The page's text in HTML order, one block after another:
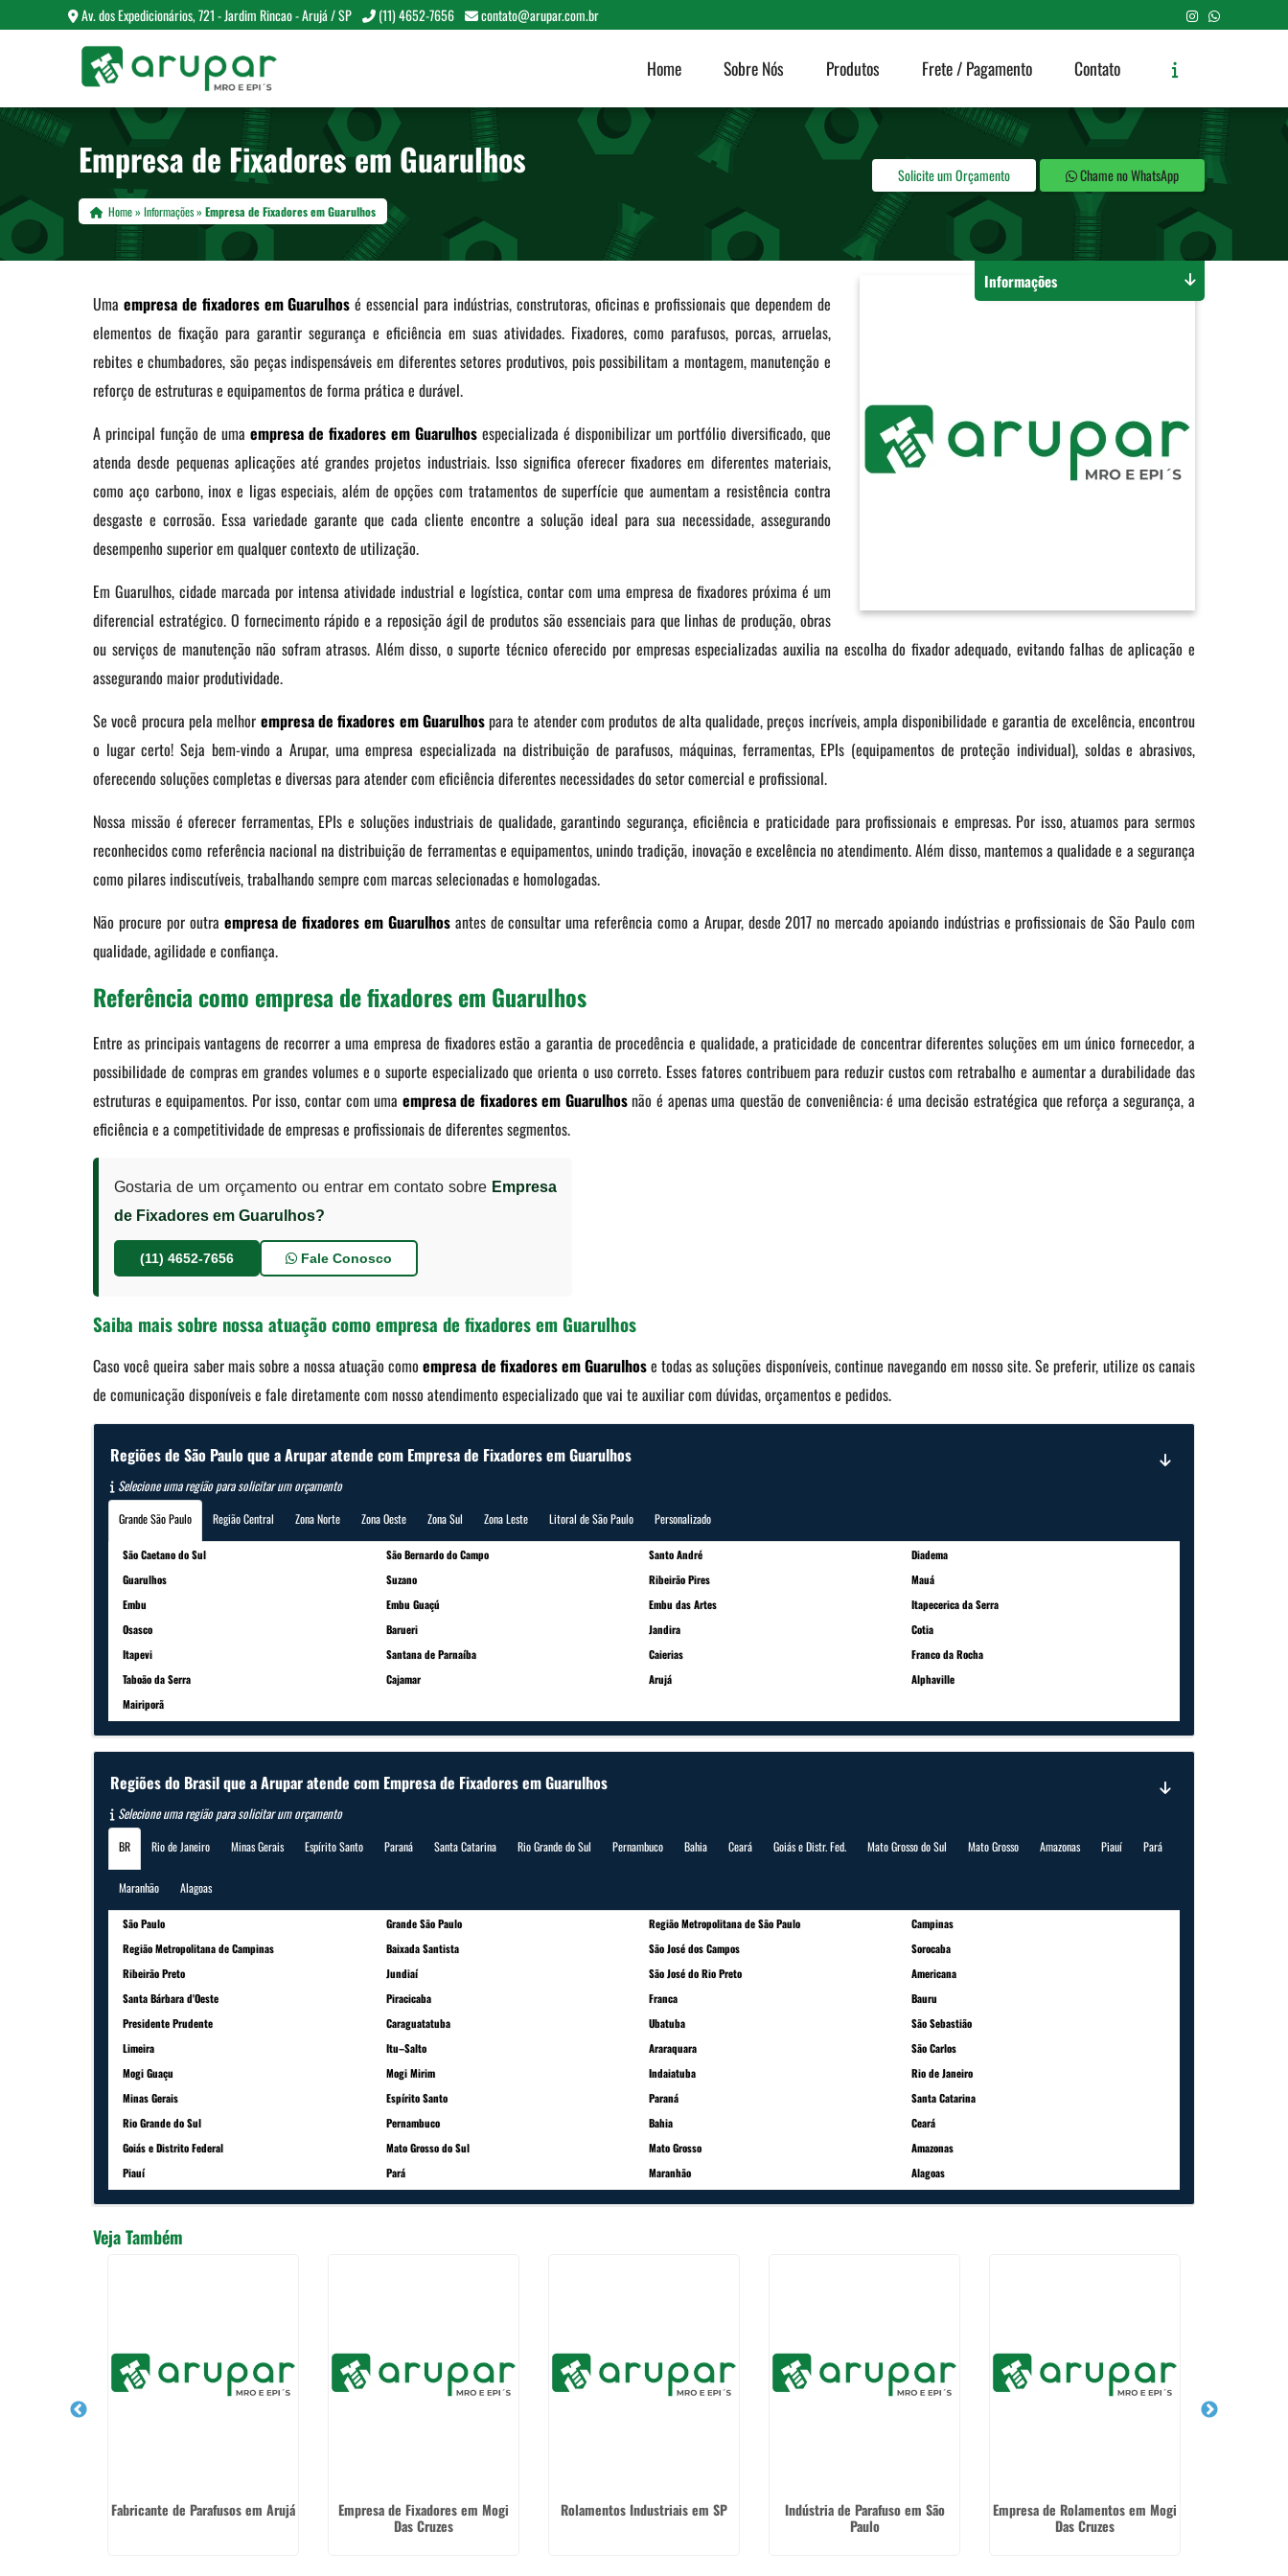
Av. dos Expedicionários, 721 - Jardim Rincao - Arujá / SP (11) 4652-7656 contato@arupar.com.br
Home Sobre Nós Produtos Frete / Pagamento Contato
Empresa de Fixadores em Guarulhos
Home»Informações»Empresa de Fixadores em Guarulhos
Solicite um Orçamento Chame no WhatsApp
Umaempresa de fixadores em Guarulhos é essencial para indústrias, construtoras, oficinas e profissionais que dependem de
elementos de fixação para garantir segurança e eficiência em suas atividades. Fixadores, como parafusos, porcas, arruelas,
rebites e chumbadores, são peças indispensáveis em diferentes setores produtivos, pois possibilitam a montagem, manutenção e
reforço de estruturas e equipamentos de forma prática e durável.
A principal função de umaempresa de fixadores em Guarulhosespecializada é disponibilizar um portfólio diversificado, que
atenda desde pequenas aplicações até grandes projetos industriais. Isso significa oferecer fixadores em diferentes materiais,
como aço carbono, inox e ligas especiais, além de opções com tratamentos de superfície que aumentam a resistência contra
desgaste e corrosão. Essa variedade garante que cada cliente encontre a solução ideal para sua necessidade, assegurando
desempenho superior em qualquer contexto de utilização.
Em Guarulhos, cidade marcada por intensa atividade industrial e logística, contar com uma empresa de fixadores próxima é um
diferencial estratégico. O fornecimento rápido e a reposição ágil de produtos são essenciais para que linhas de produção, obras
ou serviços de manutenção não sofram atrasos. Além disso, o suporte técnico oferecido por empresas especializadas auxilia na escolha do fixador adequado, evitando falhas de aplicação e
assegurando maior produtividade.
Se você procura pela melhor empresa de fixadores em Guarulhospara te atender com produtos de alta qualidade, preços incríveis, ampla disponibilidade e garantia de excelência, encontrou
o lugar certo! Seja bem-vindo a Arupar, uma empresa especializada na distribuição de parafusos, máquinas, ferramentas, EPIs (equipamentos de proteção individual), soldas e abrasivos,
oferecendo soluções completas e diversas para atender com eficiência diferentes necessidades do setor comercial e profissional.
Nossa missão é oferecer ferramentas, EPIs e soluções industriais de qualidade, garantindo segurança, eficiência e praticidade para profissionais e empresas. Por isso, atuamos para sermos
reconhecidos como referência nacional na distribuição de ferramentas e equipamentos, unindo tradição, inovação e excelência no atendimento. Além disso, mantemos a qualidade e a segurança
como pilares indiscutíveis, trabalhando sempre com marcas selecionadas e homologadas.
Não procure por outra empresa de fixadores em Guarulhosantes de consultar uma referência como a Arupar, desde 2017 no mercado apoiando indústrias e profissionais de São Paulo com
qualidade, agilidade e confiança.
Referência como empresa de fixadores em Guarulhos
Entre as principais vantagens de recorrer a uma empresa de fixadores estão a garantia de procedência e qualidade, a praticidade de concentrar diferentes soluções em um único fornecedor, a
possibilidade de compras em grandes volumes e o suporte especializado que orienta o uso correto. Esses fatores contribuem para reduzir custos com retrabalho e aumentar a durabilidade das
estruturas e equipamentos. Por isso, contar com uma empresa de fixadores em Guarulhosnão é apenas uma questão de conveniência: é uma decisão estratégica que reforça a segurança, a
eficiência e a competitividade de empresas e profissionais de diferentes segmentos.
Gostaria de um orçamento ou entrar em contato sobre Empresa
de Fixadores em Guarulhos?
(11) 4652-7656 Fale Conosco
Saiba mais sobre nossa atuação como empresa de fixadores em Guarulhos
Caso você queira saber mais sobre a nossa atuação comoempresa de fixadores em Guarulhose todas as soluções disponíveis, continue navegando em nosso site. Se preferir, utilize os canais
de comunicação disponíveis e fale diretamente com nosso atendimento especializado que vai te auxiliar com dúvidas, orçamentos e pedidos.
Regiões de São Paulo que a Arupar atende com Empresa de Fixadores em Guarulhos
Selecione uma região para solicitar um orçamento
Grande São Paulo Região Central Zona Norte Zona Oeste Zona Sul Zona Leste Litoral de São Paulo Personalizado
São Caetano do Sul São Bernardo do Campo Santo André
Diadema
Guarulhos
Suzano Ribeirão Pires
Mauá
Embu
Embu Guaçú Embu das Artes
Itapecerica da Serra
Osasco
Barueri Jandira
Cotia
Itapevi
Santana de Parnaíba Caierias
Franco da Rocha
Taboão da Serra
Cajamar Arujá
Alphaville
Mairiporã
Regiões do Brasil que a Arupar atende com Empresa de Fixadores em Guarulhos
Selecione uma região para solicitar um orçamento
BR Rio de Janeiro Minas Gerais Espírito Santo Paraná Santa Catarina Rio Grande do Sul Pernambuco Bahia Ceará Goiás e Distr. Fed. Mato Grosso do Sul Mato Grosso Amazonas Piauí Pará
Maranhão Alagoas
São Paulo Grande São Paulo Região Metropolitana de São Paulo
Campinas
Região Metropolitana de Campinas
Baixada Santista São José dos Campos
Sorocaba
Ribeirão Preto
Jundiaí São José do Rio Preto
Americana
Santa Bárbara d'Oeste
Piracicaba Franca
Bauru
Presidente Prudente
Caraguatatuba Ubatuba
São Sebastião
Limeira
Itu–Salto Araraquara
São Carlos
Mogi Guaçu
Mogi Mirim Indaiatuba
Rio de Janeiro
Minas Gerais
Espírito Santo Paraná
Santa Catarina
Rio Grande do Sul
Pernambuco Bahia
Ceará
Goiás e Distrito Federal
Mato Grosso do Sul Mato Grosso
Amazonas
Piauí
Pará Maranhão Alagoas
Veja Também
Fabricante de Parafusos em Arujá
Empresa de Fixadores em Mogi
Das Cruzes
Rolamentos Industriais em SP
Indústria de Parafuso em São
Paulo
Empresa de Rolamentos em Mogi
Das Cruzes
Informações